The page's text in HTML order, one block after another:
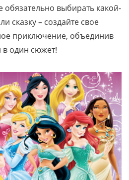
выбирать какой-
сказку – создайте свое
приключение, объединив
один сюжет!